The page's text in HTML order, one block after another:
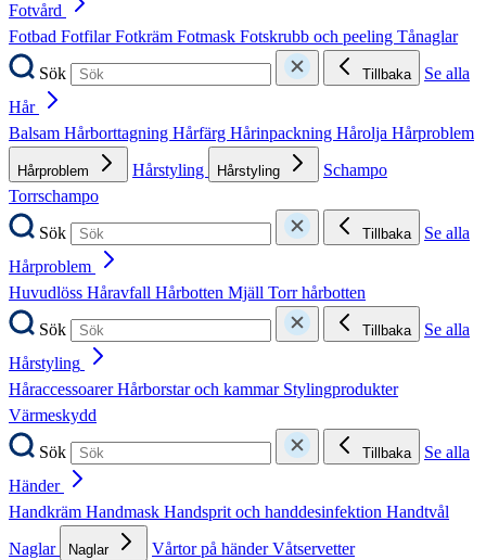
Fotvård
Fotbad FotfilarFotkräm Fotmask Fotskrubb och peeling Tånaglar
Sök
Tillbaka
Se alla
Hår
Balsam Hårborttagning Hårfärg Hårinpackning Hårolja Hårproblem
Hårproblem Hårstyling Hårstyling
Schampo
Torrschampo
Sök
Tillbaka
Se alla
Hårproblem
Huvudlöss Håravfall Hårbotten Mjäll Torr hårbotten
Sök
Tillbaka
Se alla
Hårstyling
HåraccessoarerHårborstar och kammar Stylingprodukter
Värmeskydd
Sök
Tillbaka
Se alla
Händer
Handkräm Handmask Handsprit och handdesinfektion Handtvål
Naglar
Naglar Vårtor på händerVåtservetter